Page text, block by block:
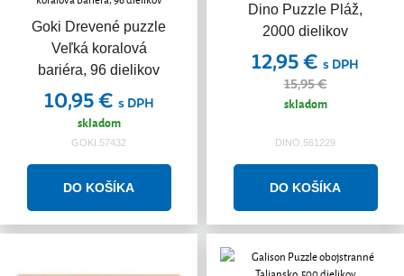
Goki Drevené puzzle
Veľká koralová
bariéra, 96 dielikov
10,95 € s DPH
skladom
GOKI.57432
Dino Puzzle Pláž,
2000 dielikov
Akcia
12,95 € s DPH
15,95 €
skladom
DINO.561229